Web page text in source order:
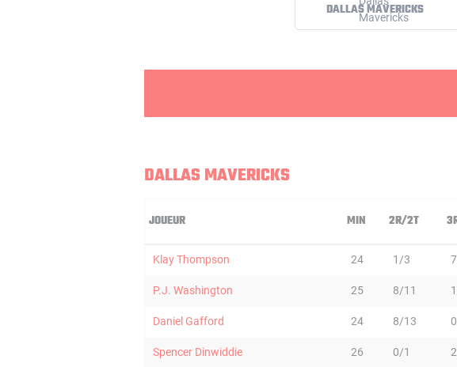
DALLAS MAVERICKS
DALLAS MAVERICKS
JOUEUR MIN 2R/2T
Klay Thompson 24 1/3
P.J. Washington 25 8/11
Daniel Gafford 24 8/13
Spencer Dinwiddie 26 0/1